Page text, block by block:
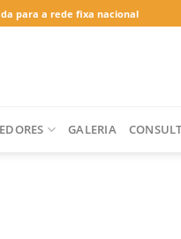
para a rede fixa nacional
GALERIA